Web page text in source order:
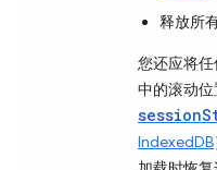
释放所
您还应将
中的滚动
IndexedDB